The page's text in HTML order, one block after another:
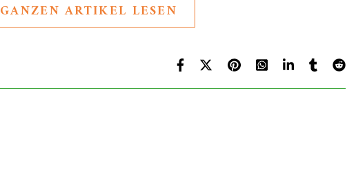
GANZEN ARTIKEL LESEN